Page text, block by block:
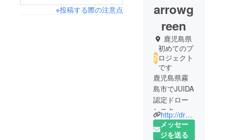
※投稿する際の注意点
arrowg
reen
鹿児島県
初めてのプ
ロジェクト
です
鹿児島県霧
島市でJUIDA
認定ドロー
ンスクール
を運営して
います。
http://dronebase.jscx.jp/
メッセー
ジを送る